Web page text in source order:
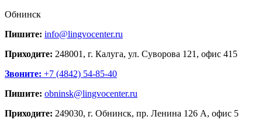
Обнинск
Пишите: info@lingvocenter.ru
Приходите: 248001, г. Калуга, ул. Суворова 121, офис 415
Звоните: +7 (4842) 54-85-40
Пишите: obninsk@lingvocenter.ru
Приходите: 249030, г. Обнинск, пр. Ленина 126 А, офис 5